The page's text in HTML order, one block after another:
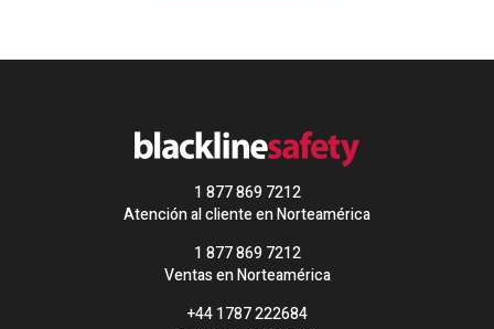
1 877 869 7212
Atención al cliente en Norteamérica
1 877 869 7212
Ventas en Norteamérica
+44 1787 222684